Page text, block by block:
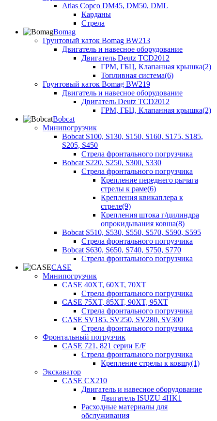
Atlas Copco DM45, DM50, DML
Карданы
Стрела
Bomag
Грунтовый каток Bomag BW213
Двигатель и навесное оборудование
Двигатель Deutz TCD2012
ГРМ, ГБЦ, Клапанная крышка(2)
Топливная система(6)
Грунтовый каток Bomag BW219
Двигатель и навесное оборудование
Двигатель Deutz TCD2012
ГРМ, ГБЦ, Клапанная крышка(2)
Bobcat
Минипогрузчик
Bobcat S100, S130, S150, S160, S175, S185,
S205, S450
Стрела фронтального погрузчика
Bobcat S220, S250, S300, S330
Стрела фронтального погрузчика
Крепление переднего рычага
стрелы к раме(6)
Крепления квикаплера к
стреле(9)
Крепления штока г/цилиндра
опрокидывания ковша(8)
Bobcat S510, S530, S550, S570, S590, S595
Стрела фронтального погрузчика
Bobcat S630, S650, S740, S750, S770
Стрела фронтального погрузчика
CASE
Минипогрузчик
CASE 40XT, 60XT, 70XT
Стрела фронтального погрузчика
CASE 75XT, 85XT, 90XT, 95XT
Стрела фронтального погрузчика
CASE SV185, SV250, SV280, SV300
Стрела фронтального погрузчика
Фронтальный погрузчик
CASE 721, 821 серии E/F
Стрела фронтального погрузчика
Крепление стрелы к ковшу(1)
Экскаватор
CASE CX210
Двигатель и навесное оборудование
Двигатель ISUZU 4HK1
Расходные материалы для
обслуживания